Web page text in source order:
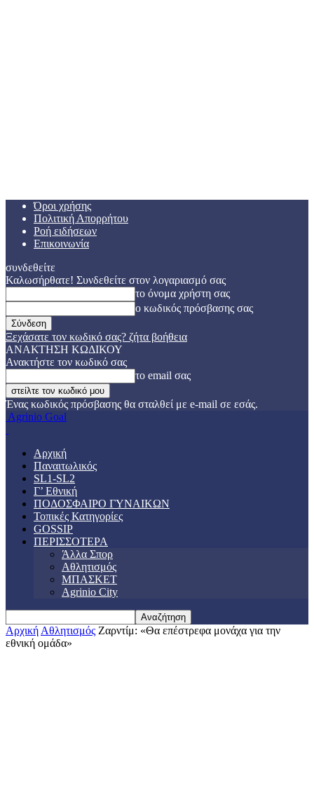
Όροι χρήσης
Πολιτική Απορρήτου
Ροή ειδήσεων
Επικοινωνία
συνδεθείτε
Καλωσήρθατε! Συνδεθείτε στον λογαριασμό σας
το όνομα χρήστη σας
ο κωδικός πρόσβασης σας
Ξεχάσατε τον κωδικό σας? ζήτα βοήθεια
ΑΝΑΚΤΗΣΗ ΚΩΔΙΚΟΥ
Ανακτήστε τον κωδικό σας
το email σας
Ένας κωδικός πρόσβασης θα σταλθεί με e-mail σε εσάς.
Agrinio Goal
Αρχική
Παναιτωλικός
SL1-SL2
Γ’ Εθνική
ΠΟΔΟΣΦΑΙΡΟ ΓΥΝΑΙΚΩΝ
Τοπικές Κατηγορίες
GOSSIP
ΠΕΡΙΣΣΟΤΕΡΑ
Άλλα Σπορ
Αθλητισμός
ΜΠΑΣΚΕΤ
Agrinio City
Αρχική Αθλητισμός Ζαρντίμ: «Θα επέστρεφα μονάχα για την
εθνική ομάδα»